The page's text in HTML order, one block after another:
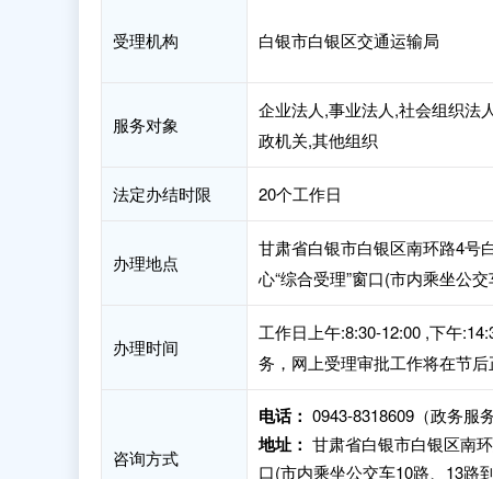
受理机构 白银市白银区交通运输局
服务对象
企业法人,事业法人,社会组织法
政机关,其他组织
法定办结时限 20个工作日
办理地点
甘肃省白银市白银区南环路4号
心“综合受理”窗口(市内乘坐公
办理时间
工作日上午:8:30-12:00 ,下午
务，网上受理审批工作将在节后
咨询方式
电话： 0943-8318609（政务服
地址： 甘肃省白银市白银区南
口(市内乘坐公交车10路、13路